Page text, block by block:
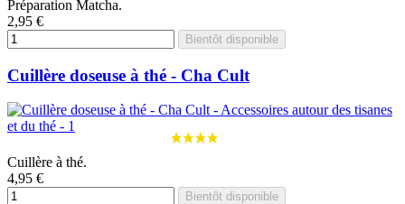
Préparation Matcha.
2,95 €
Bientôt disponible
Cuillère doseuse à thé - Cha Cult
Cuillère à thé.
4,95 €
Bientôt disponible